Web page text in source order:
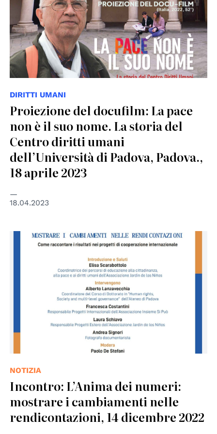
DIRITTI UMANI
Proiezione del docufilm: La pace
non è il suo nome. La storia del
Centro diritti umani
dell’Università di Padova, Padova.,
18 aprile 2023
18.04.2023
NOTIZIA
Incontro: L’Anima dei numeri:
mostrare i cambiamenti nelle
rendicontazioni, 14 dicembre 2022